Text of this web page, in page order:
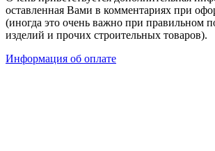
оставленная Вами в комментариях при
(иногда это очень важно при правильном
изделий и прочих строительных товаров).
Информация об оплате